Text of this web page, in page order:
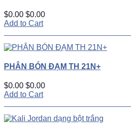
$0.00 $0.00
Add to Cart
PHÂN BÓN ĐẠM TH 21N+
$0.00 $0.00
Add to Cart